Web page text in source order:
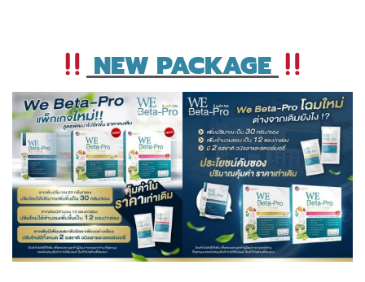
NEW PACKAGE